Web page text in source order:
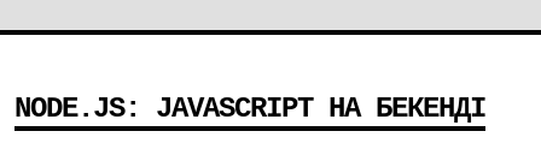
NODE.JS: JAVASCRIPT НА БЕКЕНДІ